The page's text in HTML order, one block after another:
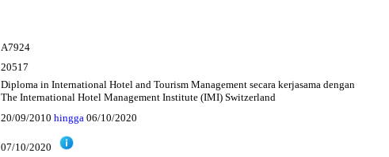
A7924
20517
Diploma in International Hotel and Tourism Management secara kerjasama dengan
The International Hotel Management Institute (IMI) Switzerland
20/09/2010 hingga06/10/2020
07/10/2020